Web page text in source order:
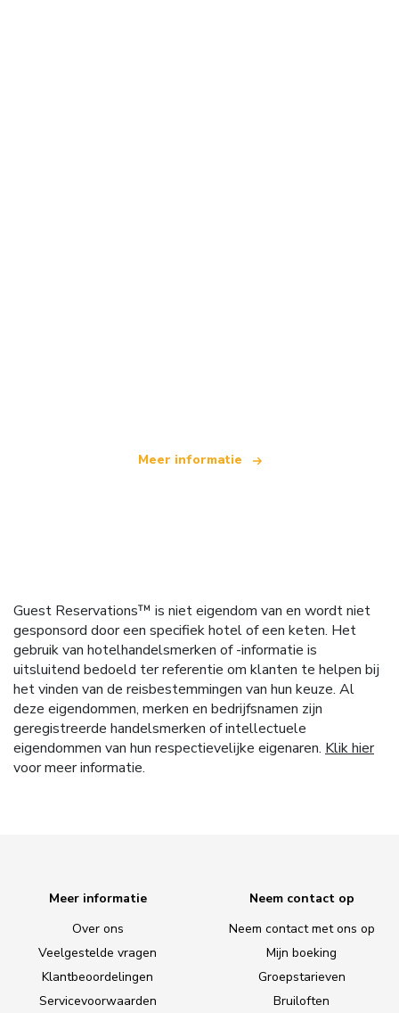
Meer informatie
Guest Reservations™ is niet eigendom van en wordt niet
gesponsord door een specifiek hotel of een keten. Het
gebruik van hotelhandelsmerken of -informatie is
uitsluitend bedoeld ter referentie om klanten te helpen bij
het vinden van de reisbestemmingen van hun keuze. Al
deze eigendommen, merken en bedrijfsnamen zijn
geregistreerde handelsmerken of intellectuele
eigendommen van hun respectievelijke eigenaren. Klik hier
voor meer informatie.
Meer informatie
Over ons
Veelgestelde vragen
Klantbeoordelingen
Servicevoorwaarden
Neem contact op
Neem contact met ons op
Mijn boeking
Groepstarieven
Bruiloften